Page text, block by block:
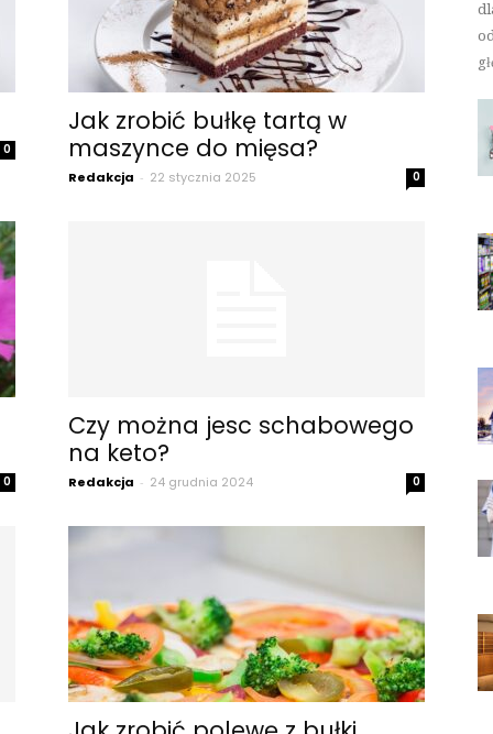
0
Jak zrobić bułkę tartą w
maszynce do mięsa?
Redakcja - 22 stycznia 2025 0
0
Czy można jesc schabowego
na keto?
Redakcja - 24 grudnia 2024 0